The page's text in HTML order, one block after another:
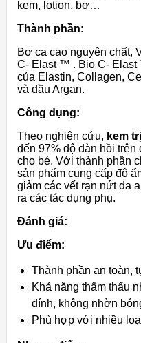
kem, lotion, bơ…
Thành phần:
Bơ ca cao nguyên chất,
C- Elast ™ . Bio C-
của Elastin, Collagen,
và dầu Argan.
Công dụng:
Theo nghiên cứu, kem
đến 97% độ đàn hồi trên
cho bé. Với thành phần
sản phẩm cung cấp độ
giảm các vết rạn nứt da
ra các tác dụng phụ.
Đánh giá:
Ưu điểm:
Thành phần an toàn,
Khả năng thẩm thấu
dính, không nhờn
Phù hợp với nhiều